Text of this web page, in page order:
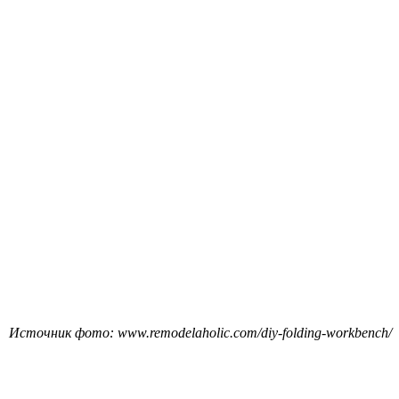
Источник фото: www.remodelaholic.com/diy-folding-workbench/